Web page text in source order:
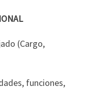
(Cargo,
funciones,